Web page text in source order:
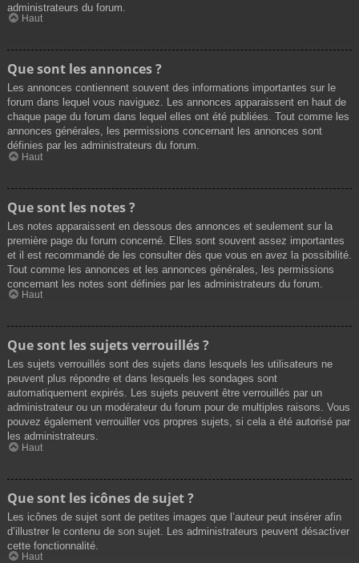
administrateurs du forum.
Haut
Que sont les annonces ?
Les annonces contiennent souvent des informations importantes sur le
forum dans lequel vous naviguez. Les annonces apparaissent en haut de
chaque page du forum dans lequel elles ont été publiées. Tout comme les
annonces générales, les permissions concernant les annonces sont
définies par les administrateurs du forum.
Haut
Que sont les notes ?
Les notes apparaissent en dessous des annonces et seulement sur la
première page du forum concerné. Elles sont souvent assez importantes
et il est recommandé de les consulter dès que vous en avez la possibilité.
Tout comme les annonces et les annonces générales, les permissions
concernant les notes sont définies par les administrateurs du forum.
Haut
Que sont les sujets verrouillés ?
Les sujets verrouillés sont des sujets dans lesquels les utilisateurs ne
peuvent plus répondre et dans lesquels les sondages sont
automatiquement expirés. Les sujets peuvent être verrouillés par un
administrateur ou un modérateur du forum pour de multiples raisons. Vous
pouvez également verrouiller vos propres sujets, si cela a été autorisé par
les administrateurs.
Haut
Que sont les icônes de sujet ?
Les icônes de sujet sont de petites images que l’auteur peut insérer afin
d’illustrer le contenu de son sujet. Les administrateurs peuvent désactiver
cette fonctionnalité.
Haut